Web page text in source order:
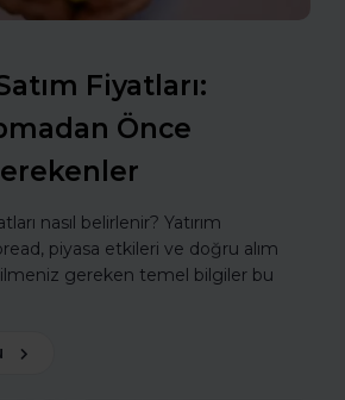
Fiyatları:
Önce
nasıl belirlenir? Yatırım
piyasa etkileri ve doğru alım
gereken temel bilgiler bu